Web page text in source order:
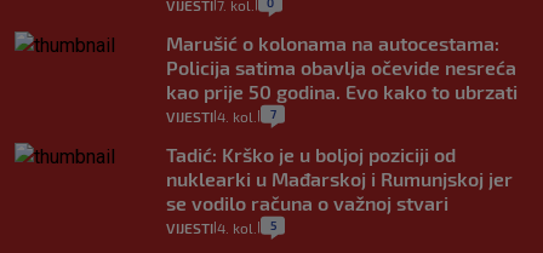
VIJESTI 7. kol.
Marušić o kolonama na autocestama:
Policija satima obavlja očevide nesreća
kao prije 50 godina. Evo kako to ubrzati
VIJESTI 4. kol. 7
Tadić: Krško je u boljoj poziciji od
nuklearki u Mađarskoj i Rumunjskoj jer
se vodilo računa o važnoj stvari
VIJESTI 4. kol. 5